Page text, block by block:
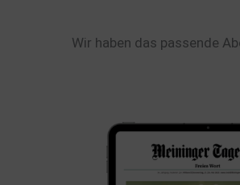
Wir haben das passende